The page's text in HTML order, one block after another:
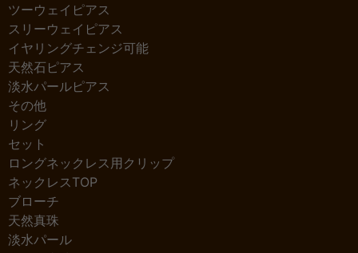
ツーウェイピアス
スリーウェイピアス
イヤリングチェンジ可能
天然石ピアス
淡水パールピアス
その他
リング
セット
ロングネックレス用クリップ
ネックレスTOP
ブローチ
天然真珠
淡水パール